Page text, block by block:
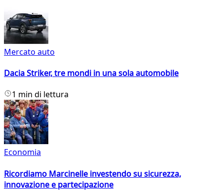
Mercato auto
Dacia Striker, tre mondi in una sola automobile
1 min di lettura
Economia
Ricordiamo Marcinelle investendo su sicurezza,
innovazione e partecipazione